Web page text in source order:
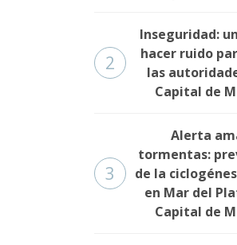
2
Inseguridad:
hacer ruido
las
Capital de
3
Alerta
tormentas:
de la
en Mar del
Capital de